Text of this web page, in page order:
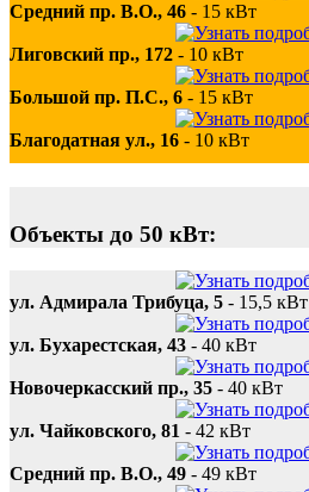
Средний пр. В.О., 46 - 15 кВт
Лиговский пр., 172 - 10 кВт
Большой пр. П.С., 6 - 15 кВт
Благодатная ул., 16 - 10 кВт
Объекты до 50 кВт:
ул. Адмирала Трибуца, 5 - 15,5 кВт
ул. Бухарестская, 43 - 40 кВт
Новочеркасский пр., 35 - 40 кВт
ул. Чайковского, 81 - 42 кВт
Средний пр. В.О., 49 - 49 кВт